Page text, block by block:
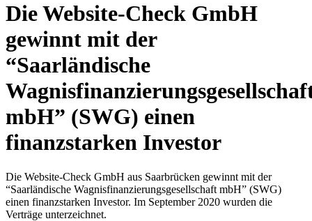
Die Website-Check GmbH
gewinnt mit der
“Saarländische
mbH” (SWG) einen
finanzstarken Investor
Die Website-Check GmbH aus Saarbrücken gewinnt mit der
“Saarländische Wagnisfinanzierungsgesellschaft mbH” (SWG)
einen finanzstarken Investor. Im September 2020 wurden die
Verträge unterzeichnet.